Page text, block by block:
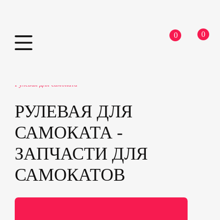
content
0 0
Рулевая для самоката
РУЛЕВАЯ ДЛЯ
САМОКАТА -
ЗАПЧАСТИ ДЛЯ
САМОКАТОВ